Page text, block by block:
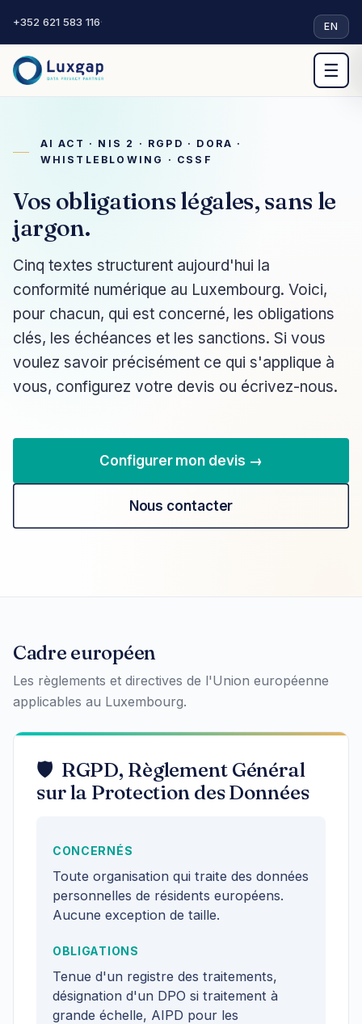
+352 621 583 116· EN
☰
AI ACT · NIS 2 · RGPD · DORA ·
WHISTLEBLOWING · CSSF
Vos obligations légales, sans le
jargon.
Cinq textes structurent aujourd'hui la
conformité numérique au Luxembourg. Voici,
pour chacun, qui est concerné, les obligations
clés, les échéances et les sanctions. Si vous
voulez savoir précisément ce qui s'applique à
vous, configurez votre devis ou écrivez-nous.
Configurer mon devis →
Nous contacter
Cadre européen
Les règlements et directives de l'Union européenne
applicables au Luxembourg.
🛡️ RGPD, Règlement Général
sur la Protection des Données
CONCERNÉS
Toute organisation qui traite des données
personnelles de résidents européens.
Aucune exception de taille.
OBLIGATIONS
Tenue d'un registre des traitements,
désignation d'un DPO si traitement à
grande échelle, AIPD pour les